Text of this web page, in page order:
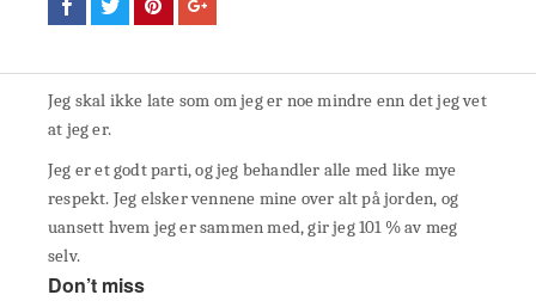
Jeg skal ikke late som om jeg er noe mindre enn det jeg vet
at jeg er.
Jeg er et godt parti, og jeg behandler alle med like mye
respekt. Jeg elsker vennene mine over alt på jorden, og
uansett hvem jeg er sammen med, gir jeg 101 % av meg
selv.
Don’t miss